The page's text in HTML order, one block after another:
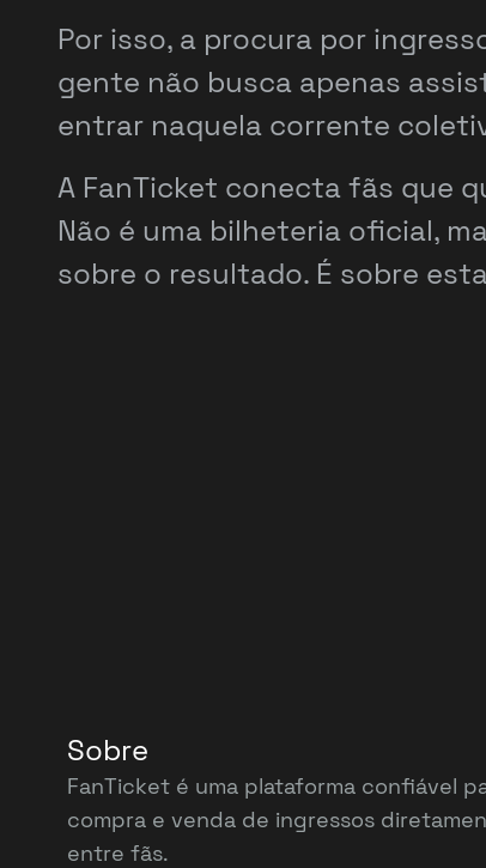
Por isso, a procura por
gente não busca apenas
entrar naquela corrente
A FanTicket conecta fãs que
Não é uma bilheteria oficial,
sobre o resultado. É sobre
Sobre
FanTicket é uma plataforma confiável
compra e venda de ingressos
entre fãs.